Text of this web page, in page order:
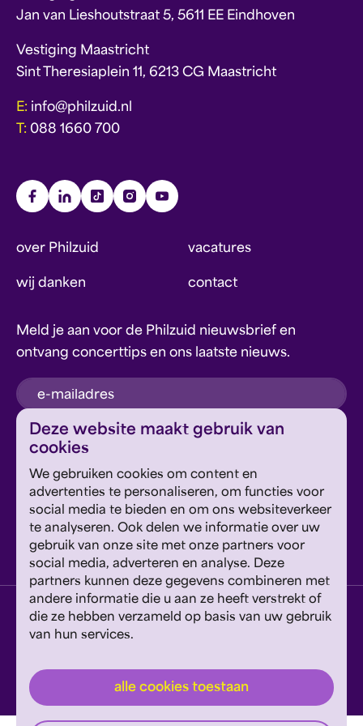
Deze website maakt gebruik van
cookies
We gebruiken cookies om content en
advertenties te personaliseren, om functies voor
social media te bieden en om ons websiteverkeer
te analyseren. Ook delen we informatie over uw
gebruik van onze site met onze partners voor
social media, adverteren en analyse. Deze
partners kunnen deze gegevens combineren met
andere informatie die u aan ze heeft verstrekt of
die ze hebben verzameld op basis van uw gebruik
van hun services.
alle cookies toestaan
Jan van Lieshoutstraat 5, 5611 EE Eindhoven
Vestiging Maastricht
Sint Theresiaplein 11, 6213 CG Maastricht
E: info@philzuid.nl
T: 088 1660 700
over Philzuid vacatures
wij danken contact
Meld je aan voor de Philzuid nieuwsbrief en
ontvang concerttips en ons laatste nieuws.
inschrijven
Google's Privacyverklaring en Servicevoorwaarden
van toepassing.
Geef om Philzuid en steun ons!
steun ons
privacyverklaring disclaimer cookies wijzigen
website door exitable
© philzuid